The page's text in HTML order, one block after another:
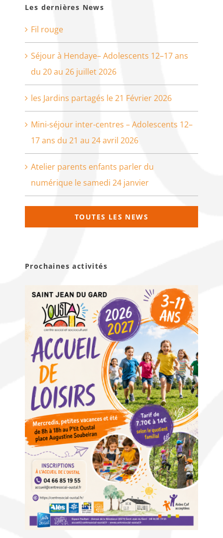
Les dernières News
Fil rouge
Séjour à Hendaye– Adolescents 12–17 ans
du 20 au 26 juillet 2026
les Jardins partagés le 21 Février 2026
Mini-séjour inter-centres – Adolescents 12–
17 ans du 21 au 24 avril 2026
Atelier parents enfants parler du
numérique le samedi 24 janvier
TOUTES LES NEWS
Prochaines activités